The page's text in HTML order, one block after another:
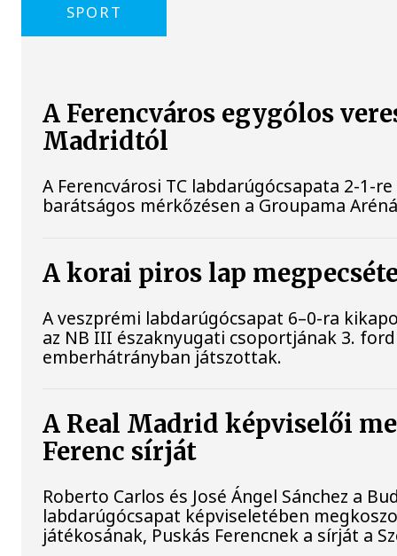
SPORT
A Ferencváros egygólos
Madridtól
A Ferencvárosi TC labdarúgócsapata 2-1-
barátságos mérkőzésen a Groupama
A korai piros lap
A veszprémi labdarúgócsapat 6–0-ra
az NB III északnyugati csoportjának 3.
emberhátrányban játszottak.
A Real Madrid képviselői
Ferenc sírját
Roberto Carlos és José Ángel Sánchez a
labdarúgócsapat képviseletében
játékosának, Puskás Ferencnek a sírját a